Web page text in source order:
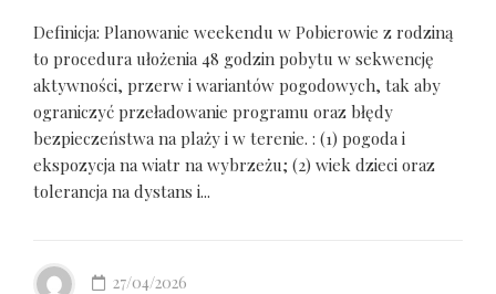
Definicja: Planowanie weekendu w Pobierowie z rodziną
to procedura ułożenia 48 godzin pobytu w sekwencję
aktywności, przerw i wariantów pogodowych, tak aby
ograniczyć przeładowanie programu oraz błędy
bezpieczeństwa na plaży i w terenie. : (1) pogoda i
ekspozycja na wiatr na wybrzeżu; (2) wiek dzieci oraz
tolerancja na dystans i...
27/04/2026